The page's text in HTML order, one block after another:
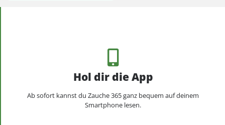
Hol dir die App
Ab sofort kannst du Zauche 365 ganz bequem auf deinem
Smartphone lesen.